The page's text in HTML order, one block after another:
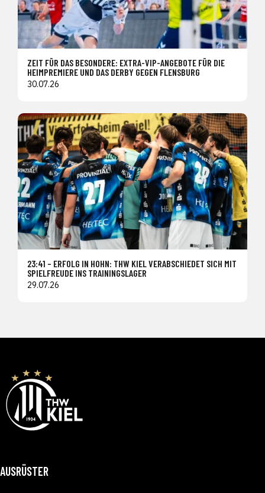
ZEIT FÜR DAS BESONDERE: EXTRA-VIP-ANGEBOTE FÜR DIE
HEIMPREMIERE UND DAS DERBY GEGEN FLENSBURG
30.07.26
23:41 – ERFOLG IN HOHN: THW KIEL VERABSCHIEDET SICH MIT
SPIELFREUDE INS TRAININGSLAGER
29.07.26
AUSRÜSTER